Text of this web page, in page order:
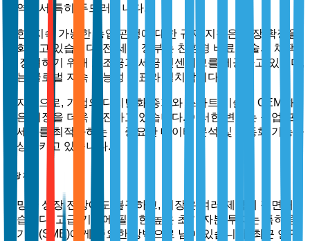
지역에서 특히 두드러집니다.
또한, 지속 가능한 농업 관행에 대한 규제 지원은 시장 확장을
강화하고 있습니다. 전 세계 정부는 친환경 비료 기술의 채택
을 장려하기 위해 보조금과 세금 인센티브를 제공하고 있으며,
이는 글로벌 지속 가능성 목표와 일치합니다.
마지막으로, 기업의 디지털화 증가와 스마트 기술의 OEM 채
택은 시장을 더욱 촉진하고 있습니다. 이러한 변화는 농업 프
로세스를 최적화하는 데 중요한 데이터 분석 및 자동화 기능을
향상시키고 있습니다.
시장 제약
유망한 성장 전망에도 불구하고, 시장은 여러 제약에 직면해
있습니다. 고급 기계에 필요한 높은 초기 자본 투자는 특히 중
소기업(SME)에게 중요한 장벽으로 남아 있습니다. 최근 연구